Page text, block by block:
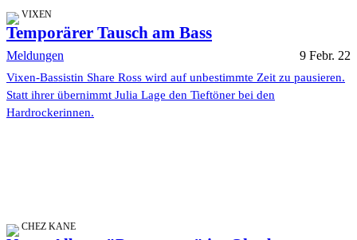
VIXEN
Temporärer Tausch am Bass
Meldungen 9 Febr. 22
Vixen-Bassistin Share Ross wird auf unbestimmte Zeit zu pausieren.
Statt ihrer übernimmt Julia Lage den Tieftöner bei den
Hardrockerinnen.
CHEZ KANE